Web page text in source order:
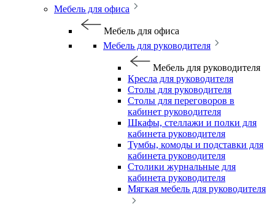
Мебель для офиса
Мебель для офиса
Мебель для руководителя
Мебель для руководителя
Кресла для руководителя
Столы для руководителя
Столы для переговоров в
кабинет руководителя
Шкафы, стеллажи и полки для
кабинета руководителя
Тумбы, комоды и подставки для
кабинета руководителя
Столики журнальные для
кабинета руководителя
Мягкая мебель для руководителя